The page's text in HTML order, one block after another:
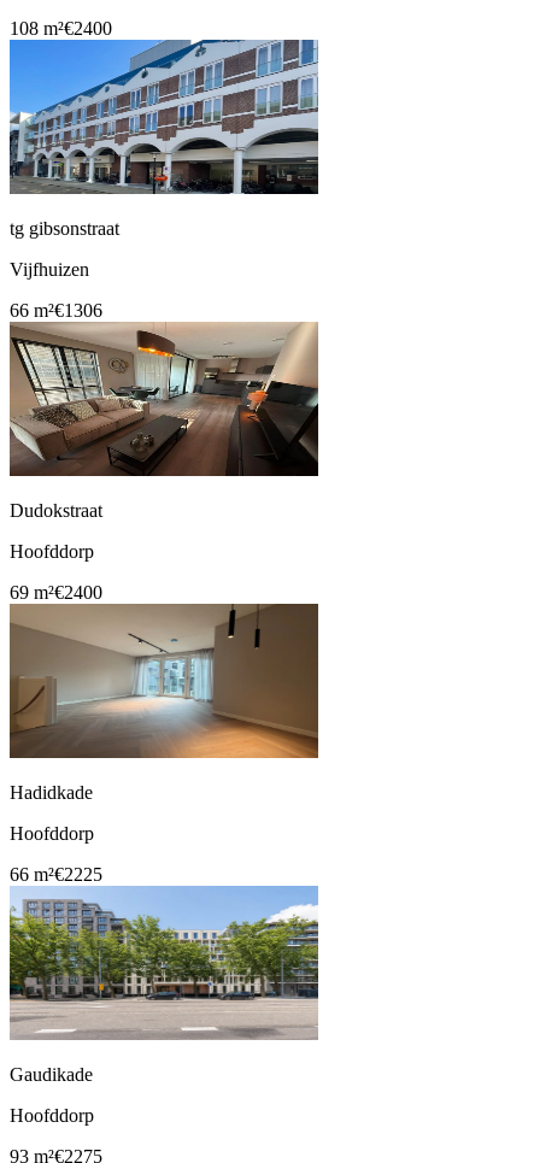
108 m²€2400
tg gibsonstraat
Vijfhuizen
66 m²€1306
Dudokstraat
Hoofddorp
69 m²€2400
Hadidkade
Hoofddorp
66 m²€2225
Gaudikade
Hoofddorp
93 m²€2275